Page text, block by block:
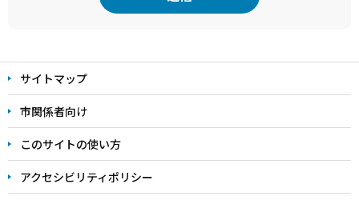
文
こ
こ
ま
で
サイトマップ
市関係者向け
このサイトの使い方
アクセシビリティポリシー